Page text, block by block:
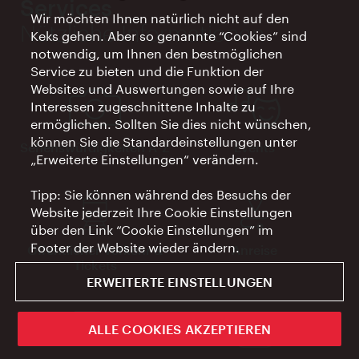
ivie - Die offizielle City Guide App
Services
Nützliche Informationen
Sehenswürdigkeiten A-Z Events
Öffentlicher Verkehr &
Tickets
Anreise
Wir möchten Ihnen natürlich nicht auf den
Keks gehen. Aber so genannte “Cookies” sind
notwendig, um Ihnen den bestmöglichen
Service zu bieten und die Funktion der
Websites und Auswertungen sowie auf Ihre
Interessen zugeschnittene Inhalte zu
ermöglichen. Sollten Sie dies nicht wünschen,
können Sie die Standardeinstellungen unter
„Erweiterte Einstellungen“ verändern.
Tipp: Sie können während des Besuchs der
Website jederzeit Ihre Cookie Einstellungen
über den Link “Cookie Einstellungen” im
Footer der Website wieder ändern.
ERWEITERTE EINSTELLUNGEN
ALLE COOKIES AKZEPTIEREN